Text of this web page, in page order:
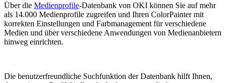
Über die Medienprofile-Datenbank von OKI können Sie auf mehr
als 14.000 Medienprofile zugreifen und Ihren ColorPainter mit
korrekten Einstellungen und Farbmanagement für verschiedene
Medien und über verschiedene Anwendungen von Medienanbietern
hinweg einrichten.
Die benutzerfreundliche Suchfunktion der Datenbank hilft Ihnen,